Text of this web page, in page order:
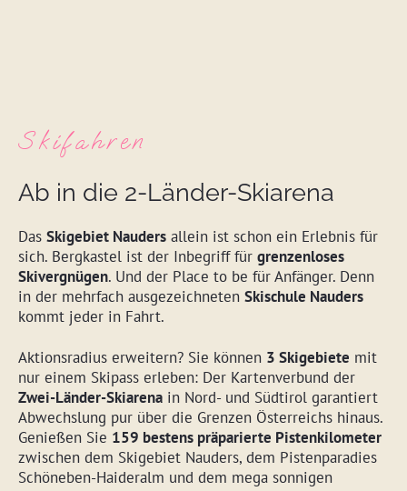
Skifahren
Ab in die 2-Länder-Skiarena
Das Skigebiet Nauders allein ist schon ein Erlebnis für
sich. Bergkastel ist der Inbegriff für grenzenloses
Skivergnügen. Und der Place to be für Anfänger. Denn
in der mehrfach ausgezeichneten Skischule Nauders
kommt jeder in Fahrt.
Aktionsradius erweitern? Sie können 3 Skigebiete mit
nur einem Skipass erleben: Der Kartenverbund der
Zwei-Länder-Skiarena in Nord- und Südtirol garantiert
Abwechslung pur über die Grenzen Österreichs hinaus.
Genießen Sie 159 bestens präparierte Pistenkilometer
zwischen dem Skigebiet Nauders, dem Pistenparadies
Schöneben-Haideralm und dem mega sonnigen